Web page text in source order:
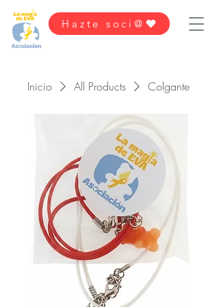
Hazte soci@
Inicio All Products Colgante